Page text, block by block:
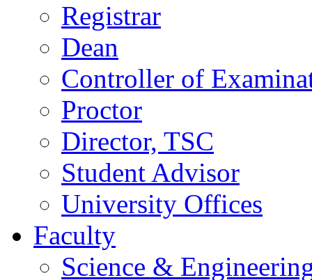
Registrar
Dean
Controller of
Proctor
Director, TSC
Student Advisor
University Offices
Faculty
Science &